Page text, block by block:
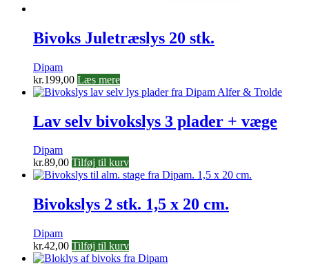
Bivoks Juletræslys 20 stk.
Dipam
kr.199,00 Læs mere
Lav selv bivokslys 3 plader + væge
Dipam
kr.89,00 Tilføj til kurv
Bivokslys 2 stk. 1,5 x 20 cm.
Dipam
kr.42,00 Tilføj til kurv